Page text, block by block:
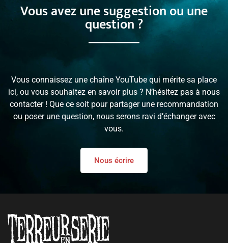
Vous avez une suggestion ou une
question ?
Vous connaissez une chaîne YouTube qui mérite sa place
ici, ou vous souhaitez en savoir plus ? N’hésitez pas à nous
contacter ! Que ce soit pour partager une recommandation
ou poser une question, nous serons ravi d’échanger avec
vous.
Nous écrire